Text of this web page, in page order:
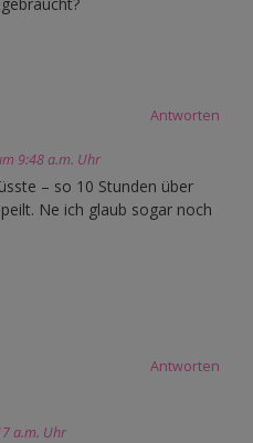
Antworten
9:48 a.m. Uhr
– so 10 Stunden über
Ne ich glaub sogar noch
Antworten
a.m. Uhr